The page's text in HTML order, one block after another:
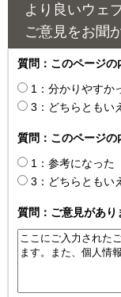
より良いウェ
ご意見をお聞
質問：このページの
1：分かりやすか
3：どちらともい
質問：このページの
1：参考になった
3：どちらともい
質問：ご意見があ